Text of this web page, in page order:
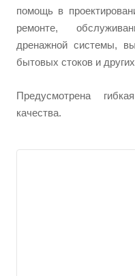
помощь в
ремонте,
дренажной системы,
бытовых стоков и
Предусмотрена
качества.